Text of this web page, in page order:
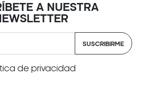
A NUESTRA
SUSCRIBIRME
de privacidad